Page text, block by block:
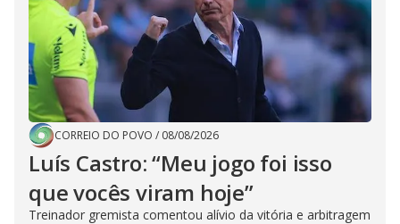
CORREIO DO POVO / 08/08/2026
Luís Castro: “Meu jogo foi isso
que vocês viram hoje”
Treinador gremista comentou alívio da vitória e arbitragem